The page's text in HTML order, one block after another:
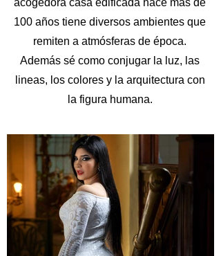
acogedora casa edificada hace más de
100 años tiene diversos ambientes que
remiten a atmósferas de época.
Además sé como conjugar la luz, las
lineas, los colores y la arquitectura con
la figura humana.